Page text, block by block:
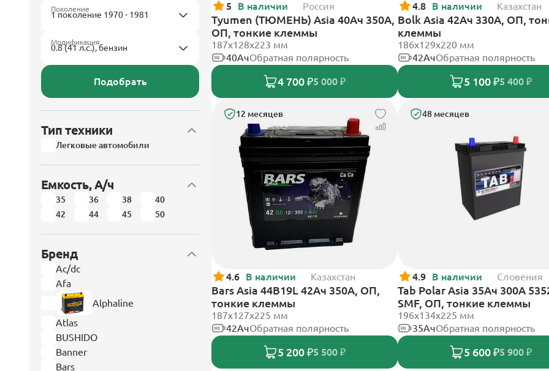
Поколение
Модификация
Подобрать
Тип техники
Легковые автомобили
Емкость, А/ч
35 36 38
40
42
44 45 50
Бренд
Ac/dc
Afa
Alphaline
Atlas
BUSHIDO
Banner
Bars
5 В наличии Россия
Tyumen (ТЮМЕНЬ) Asia 40Ач 350А,
ОП, тонкие клеммы
187х128х223 мм
40АчОбратная полярность
4 700 ₽5 000 ₽
4.8 В наличии Казахстан
Bolk Asia 42Ач 330А, ОП,
клеммы
186х129х220 мм
42АчОбратная полярность
5 100 ₽5 400 ₽
12 месяцев
4.6 В наличии Казахстан
Bars Asia 44B19L 42Ач 350А, ОП,
тонкие клеммы
187x127x225 мм
42АчОбратная полярность
5 200 ₽5 500 ₽
48 месяцев
4.9 В наличии Словения
Tab Polar Asia 35Ач 300А
SMF, ОП, тонкие клеммы
196x134x225 мм
35АчОбратная полярность
5 600 ₽5 900 ₽